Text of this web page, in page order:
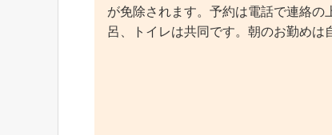
が免除されます。予約は電話で連絡
呂、トイレは共同です。朝のお勤めは